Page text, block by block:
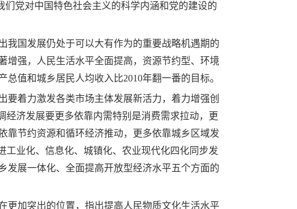
党对中国特色社会主义的科学内涵和党的建设的
我国发展仍处于可以大有作为的重要战略机遇期的
增强，人民生活水平全面提高，资源节约型、环境
总值和城乡居民人均收入比2010年翻一番的目标。
着力激发各类市场主体发展新活力，着力增强创
济发展要更多依靠内需特别是消费需求拉动，更
靠节约资源和循环经济推动，更多依靠城乡区域发
工业化、信息化、城镇化、农业现代化四化同步发
发展一体化、全面提高开放型经济水平五个方面的
更加突出的位置，指出提高人民物质文化生活水平